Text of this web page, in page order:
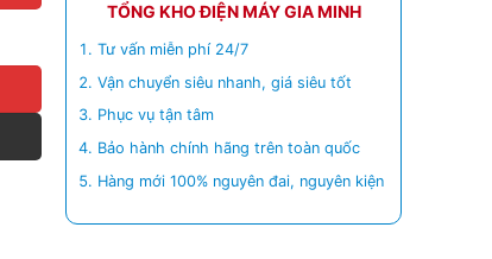
TỔNG KHO ĐIỆN MÁY GIA MINH
Tư vấn miễn phí 24/7
Vận chuyển siêu nhanh, giá siêu tốt
Phục vụ tận tâm
Bảo hành chính hãng trên toàn quốc
Hàng mới 100% nguyên đai, nguyên kiện